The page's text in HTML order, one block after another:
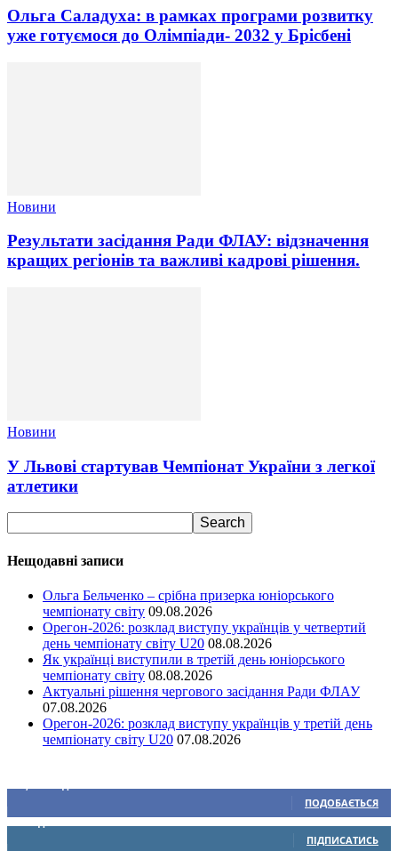
Ольга Саладуха: в рамках програми розвитку
уже готуємося до Олімпіади- 2032 у Брісбені
Новини
Результати засідання Ради ФЛАУ: відзначення
кращих регіонів та важливі кадрові рішення.
Новини
У Львові стартував Чемпіонат України з легкої
атлетики
Нещодавні записи
Ольга Бельченко – срібна призерка юніорського
чемпіонату світу 09.08.2026
Орегон-2026: розклад виступу українців у четвертий
день чемпіонату світу U20 08.08.2026
Як українці виступили в третій день юніорського
чемпіонату світу 08.08.2026
Актуальні рішення чергового засідання Ради ФЛАУ
07.08.2026
Орегон-2026: розклад виступу українців у третій день
чемпіонату світу U20 07.08.2026
ПОДОБАЄТЬСЯ
0 Підписників
ПІДПИСАТИСЬ